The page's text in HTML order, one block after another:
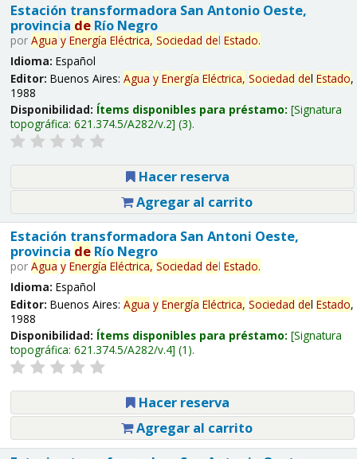
Estación transformadora San Antonio Oeste,
provincia deRío Negro
por Agua y Energía Eléctrica, Sociedad del Estado.
Idioma: Español
Editor: Buenos Aires: Agua y Energía Eléctrica, Sociedad del Estado,
1988
Disponibilidad: Ítems disponibles para préstamo: Signatura
topográfica: 621.374.5/A282/v.2 (3).
Hacer reserva
Agregar al carrito
Estación transformadora San Antoni Oeste,
provincia deRío Negro
por Agua y Energía Eléctrica, Sociedad del Estado.
Idioma: Español
Editor: Buenos Aires: Agua y Energía Eléctrica, Sociedad del Estado,
1988
Disponibilidad: Ítems disponibles para préstamo: Signatura
topográfica: 621.374.5/A282/v.4 (1).
Hacer reserva
Agregar al carrito